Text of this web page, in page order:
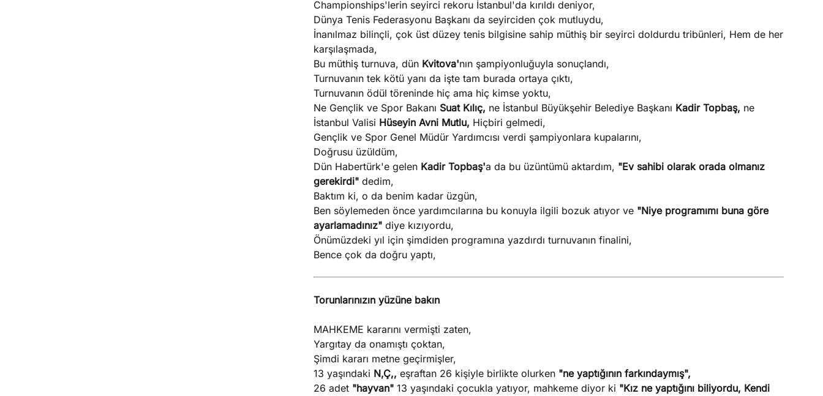
Championships'lerin seyirci rekoru İstanbul'da kırıldı deniyor,
Dünya Tenis Federasyonu Başkanı da seyirciden çok mutluydu,
İnanılmaz bilinçli, çok üst düzey tenis bilgisine sahip müthiş bir seyirci doldurdu tribünleri, Hem de her
karşılaşmada,
Bu müthiş turnuva, dün Kvitova'nın şampiyonluğuyla sonuçlandı,
Turnuvanın tek kötü yanı da işte tam burada ortaya çıktı,
Turnuvanın ödül töreninde hiç ama hiç kimse yoktu,
Ne Gençlik ve Spor Bakanı Suat Kılıç, ne İstanbul Büyükşehir Belediye Başkanı Kadir Topbaş, ne
İstanbul Valisi Hüseyin Avni Mutlu, Hiçbiri gelmedi,
Gençlik ve Spor Genel Müdür Yardımcısı verdi şampiyonlara kupalarını,
Doğrusu üzüldüm,
Dün Habertürk'e gelen Kadir Topbaş'a da bu üzüntümü aktardım, "Ev sahibi olarak orada olmanız
gerekirdi" dedim,
Baktım ki, o da benim kadar üzgün,
Ben söylemeden önce yardımcılarına bu konuyla ilgili bozuk atıyor ve "Niye programımı buna göre
ayarlamadınız" diye kızıyordu,
Önümüzdeki yıl için şimdiden programına yazdırdı turnuvanın finalini,
Bence çok da doğru yaptı,
Torunlarınızın yüzüne bakın
MAHKEME kararını vermişti zaten,
Yargıtay da onamıştı çoktan,
Şimdi kararı metne geçirmişler,
13 yaşındaki N,Ç,, eşraftan 26 kişiyle birlikte olurken"ne yaptığının farkındaymış",
26 adet "hayvan" 13 yaşındaki çocukla yatıyor, mahkeme diyor ki "Kız ne yaptığını biliyordu, Kendi